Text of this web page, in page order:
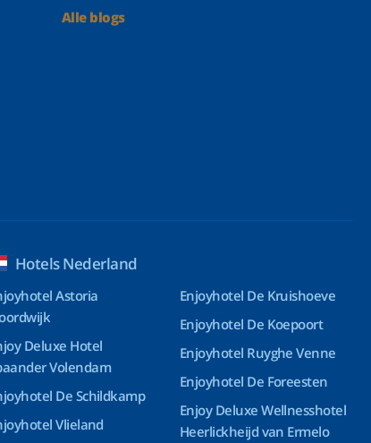
Alle blogs
Hotels Nederland
Astoria
Deluxe Hotel
Volendam
De Schildkamp
Vlieland
Enjoyhotel De Kruishoeve
Enjoyhotel De Koepoort
Enjoyhotel Ruyghe Venne
Enjoyhotel De Foreesten
Enjoy Deluxe Wellnesshotel
Heerlickheijd van Ermelo